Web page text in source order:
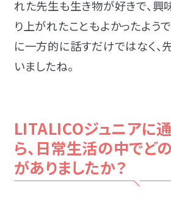
れた先生も生き物が好きで、興
り上がれたこともよかったよう
に一方的に話すだけではなく、
いましたね。
LITALICOジュニアに
ら、日常生活の中でど
がありましたか？